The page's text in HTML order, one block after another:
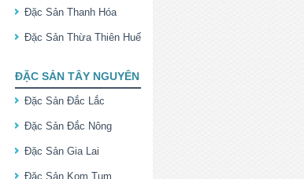
Đặc Sản Thanh Hóa
Đặc Sản Thừa Thiên Huế
ĐẶC SẢN TÂY NGUYÊN
Đặc Sản Đắc Lắc
Đặc Sản Đắc Nông
Đặc Sản Gia Lai
Đặc Sản Kom Tum